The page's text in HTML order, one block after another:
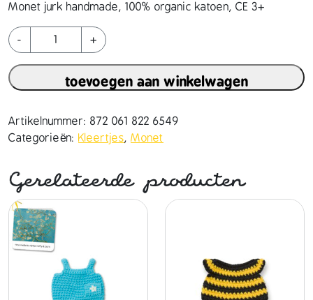
Monet jurk handmade, 100% organic katoen, CE 3+
-
m
o
n
e
j
u
h
a
d
m
+
toevoegen aan winkelwagen
Artikelnummer: 872 061 822 6549
Categorieën: Kleertjes, Monet
Gerelateerde producten